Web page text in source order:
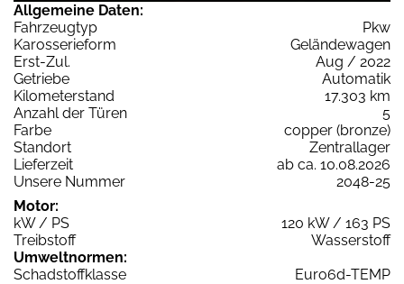
Allgemeine Daten:
Fahrzeugtyp
Pkw
Karosserieform
Geländewagen
Erst-Zul.
Aug / 2022
Getriebe
Automatik
Kilometerstand
17.303 km
Anzahl der Türen
5
Farbe
copper (bronze)
Standort
Zentrallager
Lieferzeit
ab ca. 10.08.2026
Unsere Nummer
2048-25
Motor:
kW / PS
120 kW / 163 PS
Treibstoff
Wasserstoff
Umweltnormen:
Schadstoffklasse
Euro6d-TEMP